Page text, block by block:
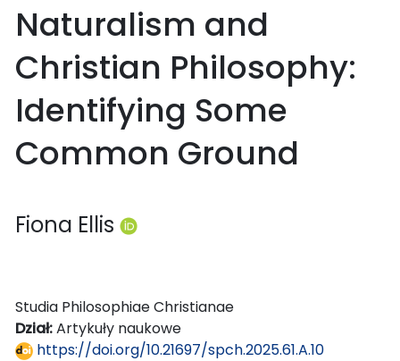
Naturalism and
Christian Philosophy:
Identifying Some
Common Ground
Fiona Ellis
Studia Philosophiae Christianae
Dział:Artykuły naukowe
https://doi.org/10.21697/spch.2025.61.A.10